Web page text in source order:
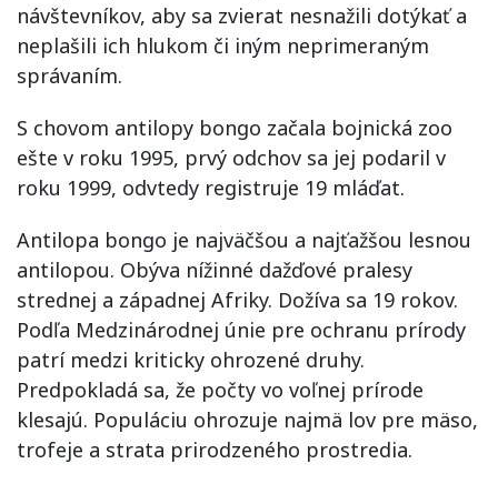
návštevníkov, aby sa zvierat nesnažili dotýkať a
neplašili ich hlukom či iným neprimeraným
správaním.
S chovom antilopy bongo začala bojnická zoo
ešte v roku 1995, prvý odchov sa jej podaril v
roku 1999, odvtedy registruje 19 mláďat.
Antilopa bongo je najväčšou a najťažšou lesnou
antilopou. Obýva nížinné dažďové pralesy
strednej a západnej Afriky. Dožíva sa 19 rokov.
Podľa Medzinárodnej únie pre ochranu prírody
patrí medzi kriticky ohrozené druhy.
Predpokladá sa, že počty vo voľnej prírode
klesajú. Populáciu ohrozuje najmä lov pre mäso,
trofeje a strata prirodzeného prostredia.